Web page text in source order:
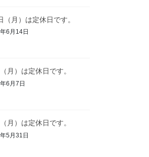
（月）は定休日です。
6月14日
月）は定休日です。
6月7日
月）は定休日です。
5月31日